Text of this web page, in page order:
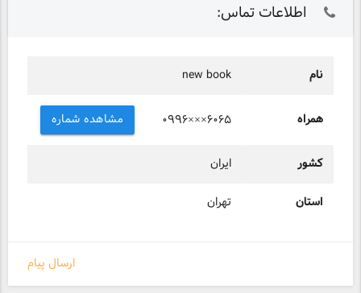
اطلاعات تماس:
نام new book
همراه ۰۹۹۶×××۶۰۶۵ مشاهده شماره
کشور ایران
استان تهران
ارسال پیام